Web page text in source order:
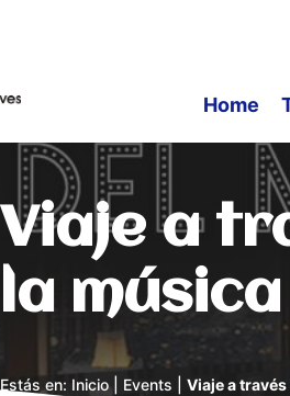
Home
Viaje a
la música
Estás en: Inicio| Events Viaje a